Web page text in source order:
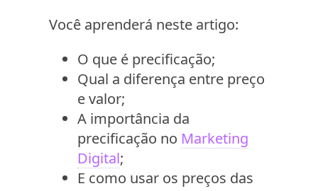
Você aprenderá neste artigo:
O que é precificação;
Qual a diferença entre preço
e valor;
A importância da
precificação no Marketing
Digital;
E como usar os preços das